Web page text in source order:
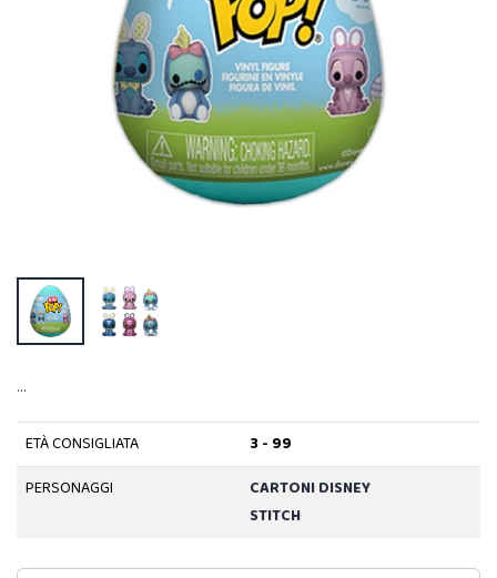
…
ETÀ CONSIGLIATA
3 - 99
PERSONAGGI
CARTONI DISNEY
STITCH